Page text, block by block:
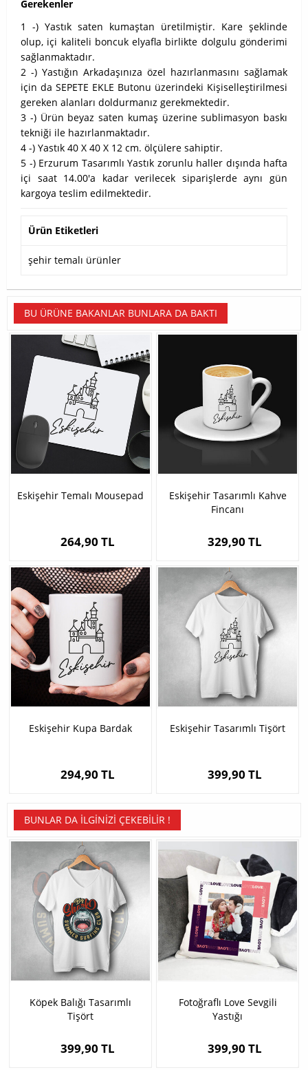
Gerekenler
1 -) Yastık saten kumaştan üretilmiştir. Kare şeklinde
olup, içi kaliteli boncuk elyafla birlikte dolgulu gönderimi
sağlanmaktadır.
2 -) Yastığın Arkadaşınıza özel hazırlanmasını sağlamak
için da SEPETE EKLE Butonu üzerindeki Kişiselleştirilmesi
gereken alanları doldurmanız gerekmektedir.
3 -) Ürün beyaz saten kumaş üzerine sublimasyon baskı
tekniği ile hazırlanmaktadır.
4 -) Yastık 40 X 40 X 12 cm. ölçülere sahiptir.
5 -) Erzurum Tasarımlı Yastık zorunlu haller dışında hafta
içi saat 14.00'a kadar verilecek siparişlerde aynı gün
kargoya teslim edilmektedir.
Ürün Etiketleri
şehir temalı ürünler
BU ÜRÜNE BAKANLAR BUNLARA DA BAKTI
Eskişehir Temalı Mousepad
264,90 TL
Eskişehir Tasarımlı Kahve
Fincanı
329,90 TL
Eskişehir Kupa Bardak
294,90 TL
Eskişehir Tasarımlı Tişört
399,90 TL
BUNLAR DA İLGINIZI ÇEKEBILIR !
Köpek Balığı Tasarımlı
Tişört
399,90 TL
Fotoğraflı Love Sevgili
Yastığı
399,90 TL